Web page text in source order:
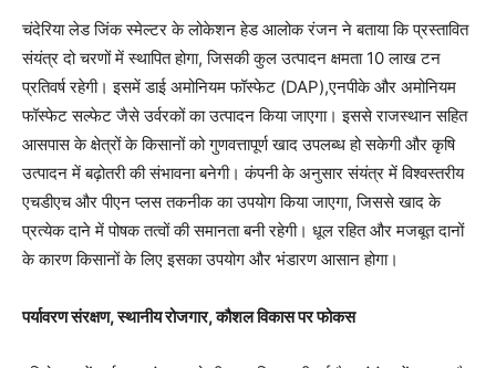
चंदेरिया लेड जिंक स्मेल्टर के लोकेशन हेड आलोक रंजन ने बताया कि प्रस्तावित
संयंत्र दो चरणों में स्थापित होगा, जिसकी कुल उत्पादन क्षमता 10 लाख टन
प्रतिवर्ष रहेगी। इसमें डाई अमोनियम फॉस्फेट (DAP),एनपीके और अमोनियम
फॉस्फेट सल्फेट जैसे उर्वरकों का उत्पादन किया जाएगा। इससे राजस्थान सहित
आसपास के क्षेत्रों के किसानों को गुणवत्तापूर्ण खाद उपलब्ध हो सकेगी और कृषि
उत्पादन में बढ़ोतरी की संभावना बनेगी। कंपनी के अनुसार संयंत्र में विश्वस्तरीय
एचडीएच और पीएन प्लस तकनीक का उपयोग किया जाएगा, जिससे खाद के
प्रत्येक दाने में पोषक तत्वों की समानता बनी रहेगी। धूल रहित और मजबूत दानों
के कारण किसानों के लिए इसका उपयोग और भंडारण आसान होगा।
पर्यावरण संरक्षण, स्थानीय रोजगार, कौशल विकास पर फोकस